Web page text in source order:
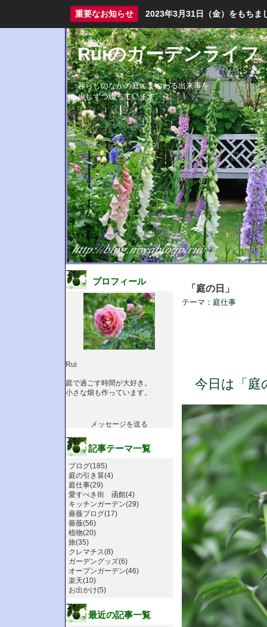
重要なお知らせ 2023年3月31日（金）をもちま
Ruiのガーデンライフ
暮らしのなかの庭にまつわる出来事を
少しずつ綴っています。
「庭の日」
テーマ： 庭仕事
今日は「庭
プロフィール
Rui
庭で過ごす時間が大好き。
小さな畑も作っています。
メッセージを送る
記事テーマ一覧
ブログ(185)
庭の引き算(4)
庭仕事(29)
愛すべき街 函館(4)
キッチンガーデン(29)
薔薇ブログ(17)
薔薇(56)
植物(20)
旅(35)
クレマチス(8)
ガーデングッズ(6)
オープンガーデン(46)
楽天(10)
お出かけ(5)
最近の記事一覧